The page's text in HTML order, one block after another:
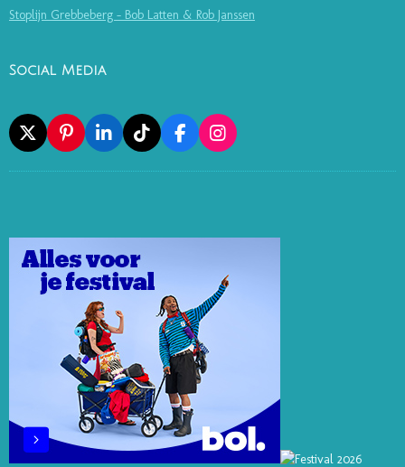
Stoplijn Grebbeberg - Bob Latten & Rob Janssen
Social Media
X
P
I
N
E
S
T
L
I
N
I
N
T
I
K
F
A
C
O
I
N
S
R
M